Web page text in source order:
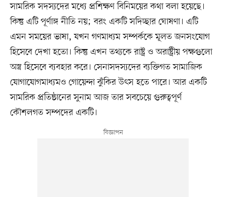
সামরিক সদস্যদের মধ্যে প্রশিক্ষণ বিনিময়ের কথা বলা হয়েছে।
কিন্তু এটি পূর্ণাঙ্গ নীতি নয়; বরং একটি সদিচ্ছার ঘোষণা। এটি
এমন সময়ের ভাষা, যখন গণমাধ্যম সম্পর্ককে মূলত জনসংযোগ
হিসেবে দেখা হতো। কিন্তু এখন তথ্যকে রাষ্ট্র ও অরাষ্ট্রীয় পক্ষগুলো
অস্ত্র হিসেবে ব্যবহার করে। সেনাসদস্যদের ব্যক্তিগত সামাজিক
যোগাযোগমাধ্যমও গোয়েন্দা ঝুঁকির উৎস হতে পারে। আর একটি
সামরিক প্রতিষ্ঠানের সুনাম আজ তার সবচেয়ে গুরুত্বপূর্ণ
কৌশলগত সম্পদের একটি।